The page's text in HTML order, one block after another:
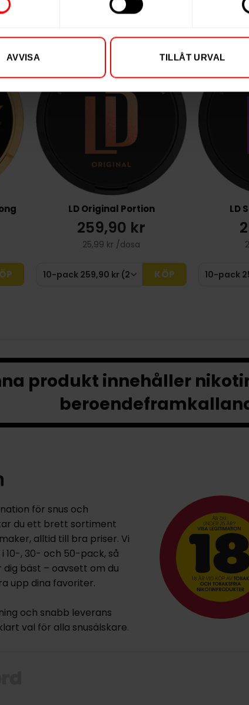
AVVISA TILLÅT URVAL
LD Original Portion
259,90 kr
25,99 kr /dosa
KÖP
LD
produkt innehåller
för snus och
du ett brett sortiment
alltid till bra priser. Vi
10-, 30- och 50-pack, så
bäst – oavsett om du
upp dina favoriter.
och snabb leverans
val för alla snusälskare.